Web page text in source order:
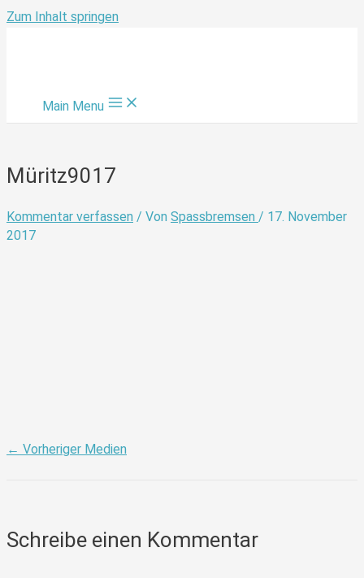
Zum Inhalt springen
Main Menu
Müritz9017
Kommentar verfassen / Von Spassbremsen / 17. November
2017
← Vorheriger Medien
Schreibe einen Kommentar